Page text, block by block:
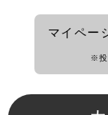
マイペー
※投